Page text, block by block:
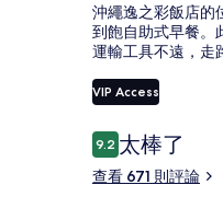
沖繩逸之彩飯店的
到飽自助式早餐。
運輸工具不遠，走
VIP Access
評
論
9.29.2 分，滿分 10 分，
太棒了
查看 671 則評論